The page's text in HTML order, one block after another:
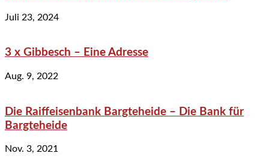
Juli 23, 2024
3 x Gibbesch – Eine Adresse
Aug. 9, 2022
Die Raiffeisenbank Bargteheide – Die Bank für
Bargteheide
Nov. 3, 2021